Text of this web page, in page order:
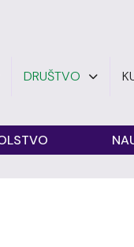
DRUŠTVO